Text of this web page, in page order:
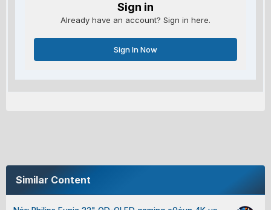
Sign in
Already have an account? Sign in here.
Sign In Now
Similar Content